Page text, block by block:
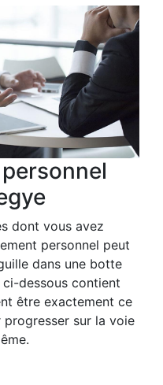
dont vous avez
personnel peut
dans une botte
dessous contient
être exactement ce
sur la voie